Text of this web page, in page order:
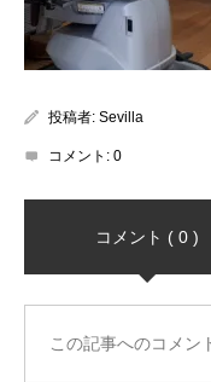
投稿者: Sevilla
コメント: 0
コメント ( 0 )
この記事へのコメン